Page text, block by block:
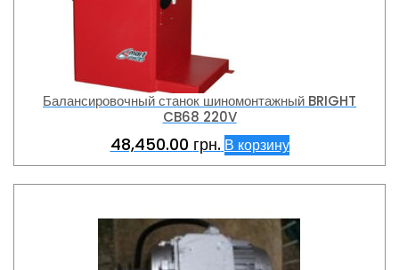
Балансировочный станок шиномонтажный BRIGHT
CB68 220V
48,450.00 грн. В корзину